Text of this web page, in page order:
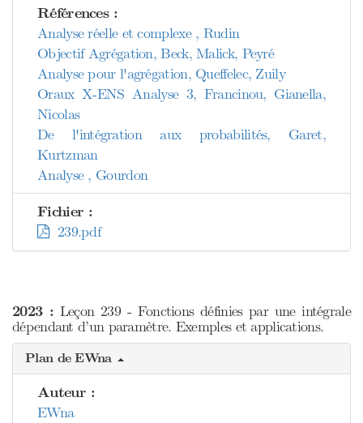
Références :
Analyse réelle et complexe , Rudin
Objectif Agrégation, Beck, Malick, Peyré
Analyse pour l'agrégation, Queffelec, Zuily
Oraux X-ENS Analyse 3, Francinou, Gianella,
Nicolas
De l'intégration aux probabilités, Garet,
Kurtzman
Analyse , Gourdon
Fichier :
239.pdf
2023 : Leçon 239 - Fonctions définies par une intégrale
dépendant d’un paramètre. Exemples et applications.
Plan de EWna
Auteur :
EWna